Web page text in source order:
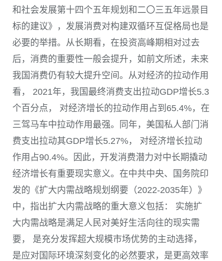
和社会发展第十四个五年规划和二〇三五年远景目
标的建议》，发展消费对构建双循环互促格局也是
必要的举措。从长期看，在投资高峰期相对过去
后，消费的重要性一般会提升，如前文所述，未来
我国消费仍有较大提升空间。从对经济的拉动作用
看， 2021年，我国最终消费支出拉动GDP增长5.3
个百分点， 对经济增长的拉动作用占到 65.4%，在
三驾马车中拉动作用最强。同年，美国私人部门消
费支出拉动其GDP增长5.27%， 对经济增长拉动
作用占90.4%。因此，开发消费潜力对中长期撬动
经济增长有重要现实意义。在中共中央、国务院印
发的《扩大内需战略规划纲要（2022-2035年）》
中，指出扩大内需战略的重大意义包括： 实施扩
大内需战略是满足人民对美好生活向往的现实需
要， 是充分发挥超大规模市场优势的主动选择，
是应对国际环境深刻变化的必然要求，是更高效率